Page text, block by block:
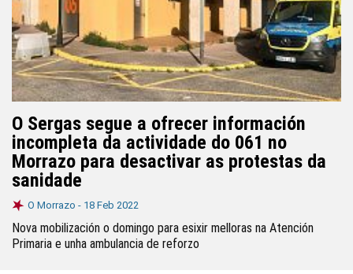
O Sergas segue a ofrecer información
incompleta da actividade do 061 no
Morrazo para desactivar as protestas da
sanidade
O Morrazo - 18 Feb 2022
Nova mobilización o domingo para esixir melloras na Atención
Primaria e unha ambulancia de reforzo